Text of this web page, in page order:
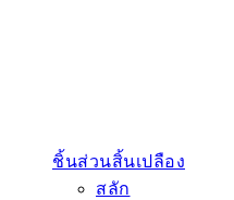
ชิ้นส่วนสิ้นเปลือง
สลัก